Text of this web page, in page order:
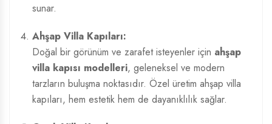
sunar.
Ahşap Villa Kapıları:
Doğal bir görünüm ve zarafet isteyenler için ahşap
villa kapısı modelleri, geleneksel ve modern
tarzların buluşma noktasıdır. Özel üretim ahşap villa
kapıları, hem estetik hem de dayanıklılık sağlar.